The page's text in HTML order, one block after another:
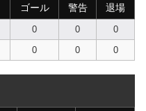
ゴール 警告 退場
0 0
0
0 0 0